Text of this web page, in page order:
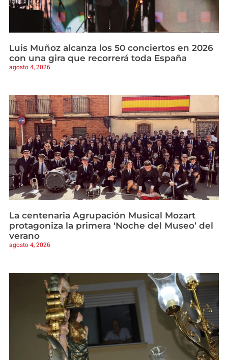
Luis Muñoz alcanza los 50 conciertos en 2026
con una gira que recorrerá toda España
agosto 4, 2026
La centenaria Agrupación Musical Mozart
protagoniza la primera ‘Noche del Museo’ del
verano
agosto 4, 2026